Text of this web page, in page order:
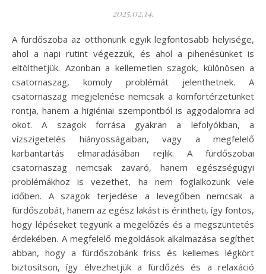
2025.02.14.
A fürdőszoba az otthonunk egyik legfontosabb helyisége,
ahol a napi rutint végezzük, és ahol a pihenésünket is
eltölthetjük. Azonban a kellemetlen szagok, különösen a
csatornaszag, komoly problémát jelenthetnek. A
csatornaszag megjelenése nemcsak a komfortérzetünket
rontja, hanem a higiéniai szempontból is aggodalomra ad
okot. A szagok forrása gyakran a lefolyókban, a
vízszigetelés hiányosságaiban, vagy a megfelelő
karbantartás elmaradásában rejlik. A fürdőszobai
csatornaszag nemcsak zavaró, hanem egészségügyi
problémákhoz is vezethet, ha nem foglalkozunk vele
időben. A szagok terjedése a levegőben nemcsak a
fürdőszobát, hanem az egész lakást is érintheti, így fontos,
hogy lépéseket tegyünk a megelőzés és a megszüntetés
érdekében. A megfelelő megoldások alkalmazása segíthet
abban, hogy a fürdőszobánk friss és kellemes légkört
biztosítson, így élvezhetjük a fürdőzés és a relaxáció